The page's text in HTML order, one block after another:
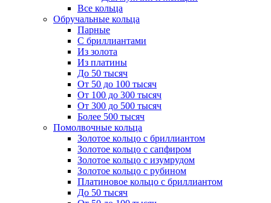
Все кольца
Обручальные кольца
Парные
С бриллиантами
Из золота
Из платины
До 50 тысяч
От 50 до 100 тысяч
От 100 до 300 тысяч
От 300 до 500 тысяч
Более 500 тысяч
Помолвочные кольца
Золотое кольцо с бриллиантом
Золотое кольцо с сапфиром
Золотое кольцо с изумрудом
Золотое кольцо с рубином
Платиновое кольцо с бриллиантом
До 50 тысяч